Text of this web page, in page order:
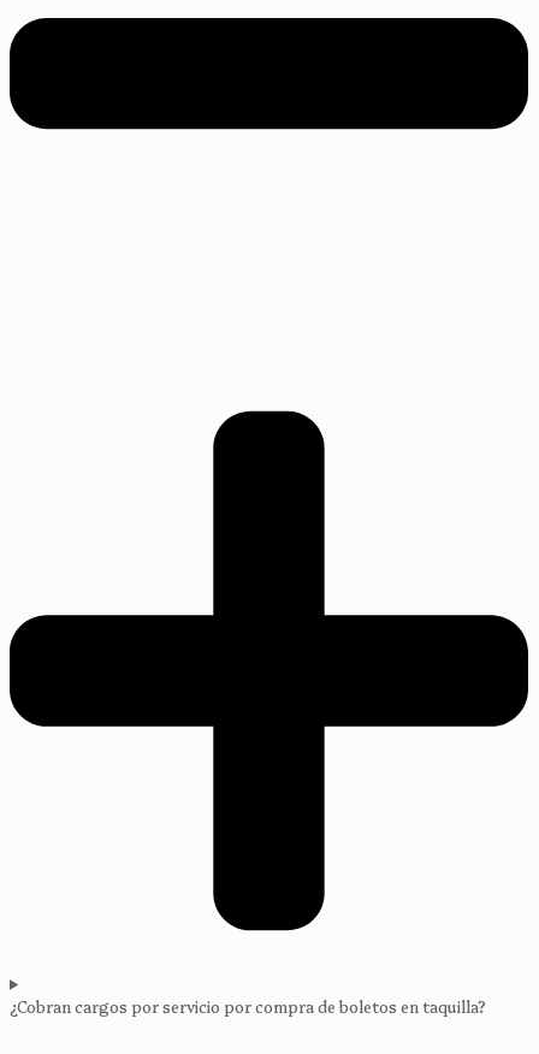
¿Cobran cargos por servicio por compra de boletos en taquilla?